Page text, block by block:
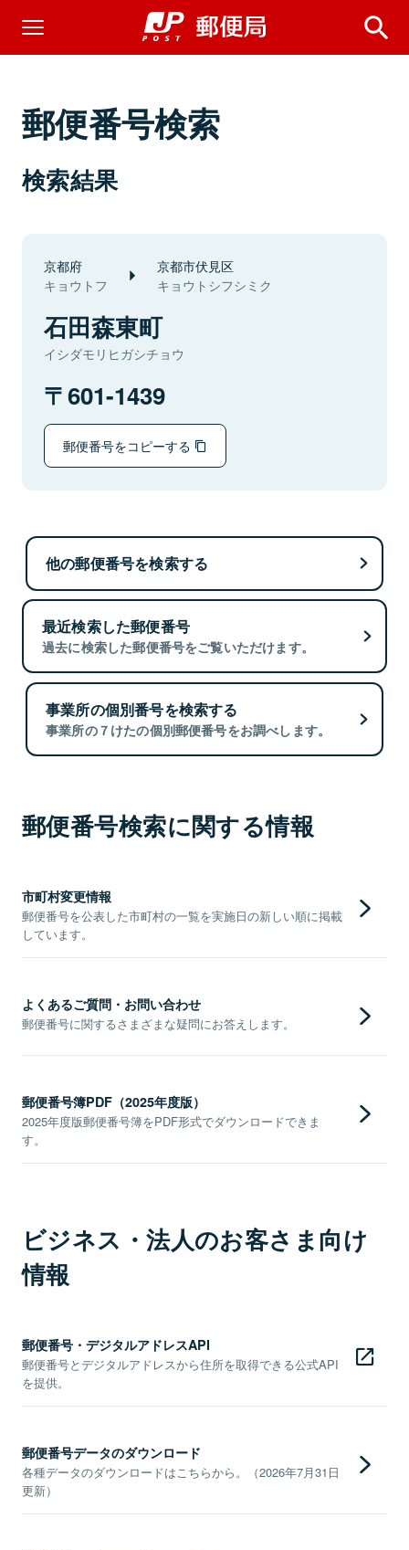
郵便番号検索
検索結果
京都府
キョウトフ
京都市伏見区
キョウトシフシミク
石田森東町
イシダモリヒガシチョウ
601-1439
郵便番号をコピーする
他の郵便番号を検索する
最近検索した郵便番号
過去に検索した郵便番号をご覧いただけます。
事業所の個別番号を検索する
事業所の７けたの個別郵便番号をお調べします。
郵便番号検索に関する情報
市町村変更情報
郵便番号を公表した市町村の一覧を実施日の新しい順に掲載
しています。
よくあるご質問・お問い合わせ
郵便番号に関するさまざまな疑問にお答えします。
郵便番号簿PDF（2025年度版）
2025年度版郵便番号簿をPDF形式でダウンロードできま
す。
ビジネス・法人のお客さま向け
情報
郵便番号・デジタルアドレスAPI
郵便番号とデジタルアドレスから住所を取得できる公式API
を提供。
郵便番号データのダウンロード
各種データのダウンロードはこちらから。（2026年7月31日
更新）